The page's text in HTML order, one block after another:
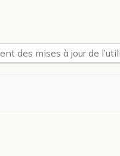
des mises à jour de